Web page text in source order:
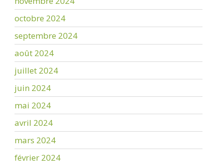
octobre 2024
septembre 2024
août 2024
juillet 2024
juin 2024
mai 2024
avril 2024
mars 2024
février 2024